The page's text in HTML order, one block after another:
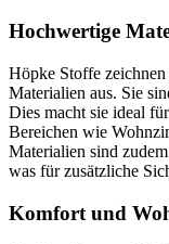
Hochwertige
Höpke Stoffe
Materialien aus. Sie
Dies macht sie ideal
Bereichen wie
Materialien sind
was für zusätzliche
Komfort und